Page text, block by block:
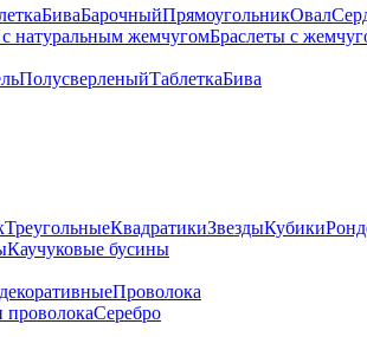
БиваБарочныйПрямоугольникОвал
натуральным жемчугомБраслеты с
ПолусверленыйТаблеткаБива
ТреугольныеКвадратикиЗвездыКубики
Каучуковые бусины
Проволока
Серебро